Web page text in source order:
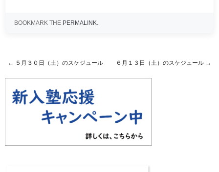
BOOKMARK THE PERMALINK.
Post navigation
← ５月３０日（土）のスケジュール ６月１３日（土）のスケジュール →